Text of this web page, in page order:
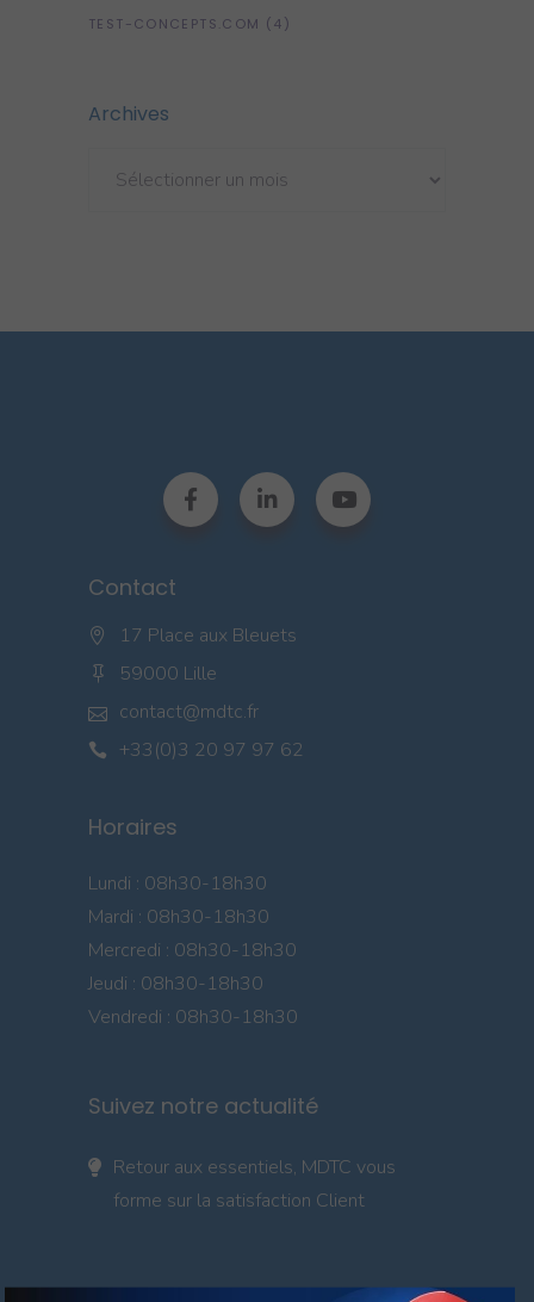
TEST-CONCEPTS.COM (4)
Archives
Contact
17 Place aux Bleuets
59000 Lille
contact@mdtc.fr
+33(0)3 20 97 97 62
Horaires
Lundi : 08h30-18h30
Mardi : 08h30-18h30
Mercredi : 08h30-18h30
Jeudi : 08h30-18h30
Vendredi : 08h30-18h30
Suivez notre actualité
Retour aux essentiels, MDTC vous
forme sur la satisfaction Client